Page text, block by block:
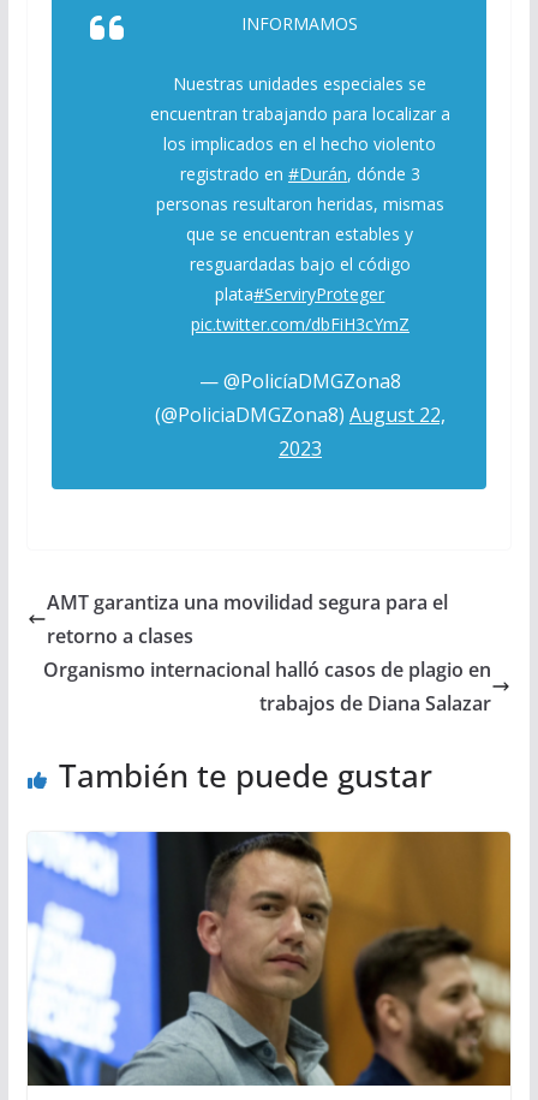
INFORMAMOS
Nuestras unidades especiales se
encuentran trabajando para localizar a
los implicados en el hecho violento
registrado en #Durán, dónde 3
personas resultaron heridas, mismas
que se encuentran estables y
resguardadas bajo el código
plata#ServiryProteger
pic.twitter.com/dbFiH3cYmZ
— @PolicíaDMGZona8
(@PoliciaDMGZona8) August 22,
2023
AMT garantiza una movilidad segura para el
retorno a clases
Organismo internacional halló casos de plagio en
trabajos de Diana Salazar
También te puede gustar